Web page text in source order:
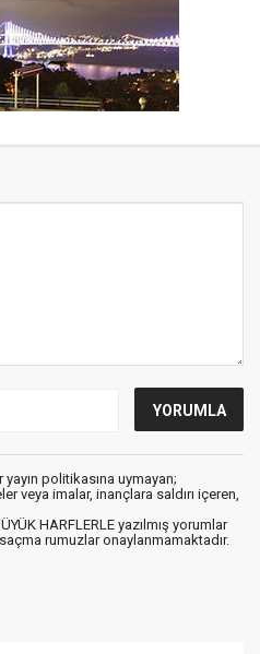
yayın politikasına uymayan;
veya imalar, inançlara saldırı içeren,
HARFLERLE yazılmış yorumlar
rumuzlar onaylanmamaktadır.